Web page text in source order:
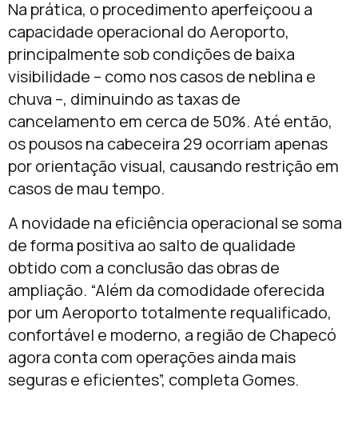
Na prática, o procedimento aperfeiçoou a
capacidade operacional do Aeroporto,
principalmente sob condições de baixa
visibilidade – como nos casos de neblina e
chuva –, diminuindo as taxas de
cancelamento em cerca de 50%. Até então,
os pousos na cabeceira 29 ocorriam apenas
por orientação visual, causando restrição em
casos de mau tempo.
A novidade na eficiência operacional se soma
de forma positiva ao salto de qualidade
obtido com a conclusão das obras de
ampliação. “Além da comodidade oferecida
por um Aeroporto totalmente requalificado,
confortável e moderno, a região de Chapecó
agora conta com operações ainda mais
seguras e eficientes”, completa Gomes.